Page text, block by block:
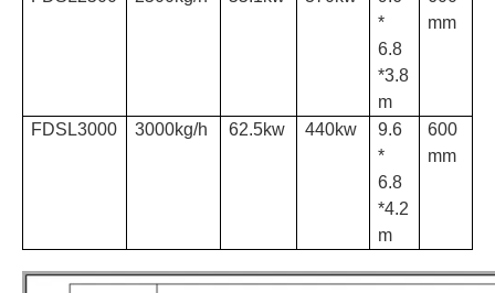
*
6.8
*3.8
m
mm
FDSL3000 3000kg/h 62.5kw 440kw
9.6
*
6.8
*4.2
m
600
mm